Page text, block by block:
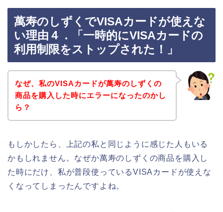
萬寿のしずくでVISAカードが使えな
い理由４．「一時的にVISAカードの
利用制限をストップされた！」
なぜ、私のVISAカードが萬寿のしずくの
商品を購入した時にエラーになったのかし
ら？
もしかしたら、上記の私と同じように感じた人もいる
かもしれません。なぜか萬寿のしずくの商品を購入し
た時にだけ、私が普段使っているVISAカードが使えな
くなってしまったんですよね。